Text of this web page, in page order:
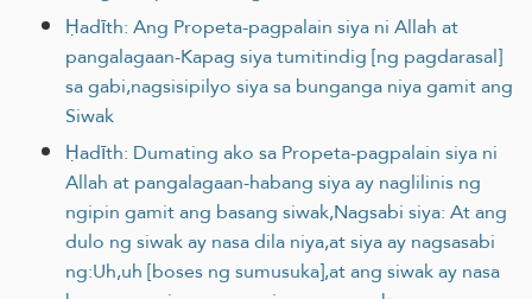
Ḥadīth: Ang Propeta-pagpalain siya ni Allah at
pangalagaan-Kapag siya tumitindig [ng pagdarasal]
sa gabi,nagsisipilyo siya sa bunganga niya gamit ang
Siwak
Ḥadīth: Dumating ako sa Propeta-pagpalain siya ni
Allah at pangalagaan-habang siya ay naglilinis ng
ngipin gamit ang basang siwak,Nagsabi siya: At ang
dulo ng siwak ay nasa dila niya,at siya ay nagsasabi
ng:Uh,uh [boses ng sumusuka],at ang siwak ay nasa